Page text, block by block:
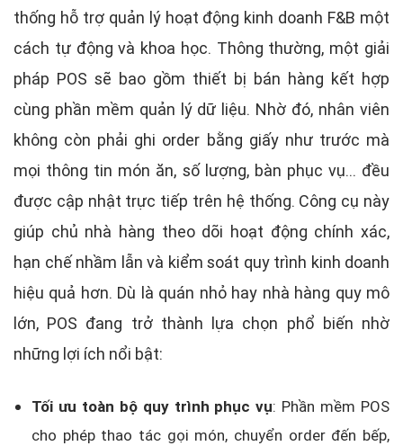
thống hỗ trợ quản lý hoạt động kinh doanh F&B một
cách tự động và khoa học. Thông thường, một giải
pháp POS sẽ bao gồm thiết bị bán hàng kết hợp
cùng phần mềm quản lý dữ liệu. Nhờ đó, nhân viên
không còn phải ghi order bằng giấy như trước mà
mọi thông tin món ăn, số lượng, bàn phục vụ… đều
được cập nhật trực tiếp trên hệ thống. Công cụ này
giúp chủ nhà hàng theo dõi hoạt động chính xác,
hạn chế nhầm lẫn và kiểm soát quy trình kinh doanh
hiệu quả hơn. Dù là quán nhỏ hay nhà hàng quy mô
lớn, POS đang trở thành lựa chọn phổ biến nhờ
những lợi ích nổi bật:
Tối ưu toàn bộ quy trình phục vụ: Phần mềm POS
cho phép thao tác gọi món, chuyển order đến bếp,